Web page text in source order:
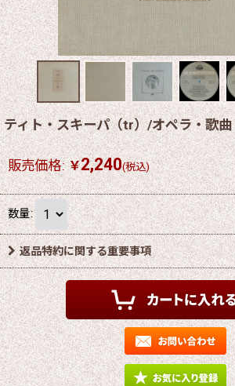
ティト・スキーパ（tr）/オペラ・歌曲
販売価格: ￥2,240(税込)
数量:
返品特約に関する重要事項